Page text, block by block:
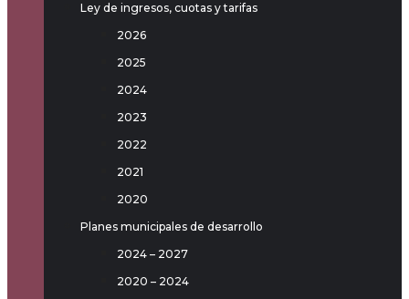
Ley de ingresos, cuotas y tarifas
2026
2025
2024
2023
2022
2021
2020
Planes municipales de desarrollo
2024 – 2027
2020 – 2024